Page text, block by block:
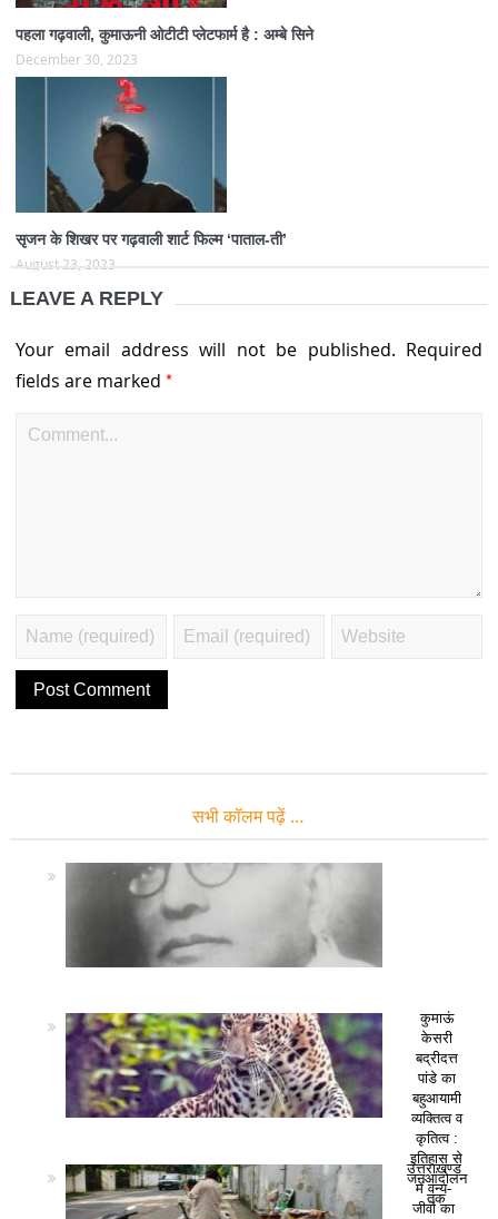
पहला गढ़वाली, कुमाऊनी ओटीटी प्लेटफार्म है : अम्बे सिने
December 30, 2023
सृजन के शिखर पर गढ़वाली शार्ट फिल्म ‘पाताल-ती’
August 23, 2023
LEAVE A REPLY
Your email address will not be published. Required
fields are marked *
सभी कॉलम पढ़ें …
कुमाऊं
केसरी
बद्रीदत्त
पांडे का
बहुआयामी
व्यक्तित्व व
कृतित्व :
इतिहास से
जनआंदोलन
तक
उत्तराखण्ड
में वन्य-
जीवों का